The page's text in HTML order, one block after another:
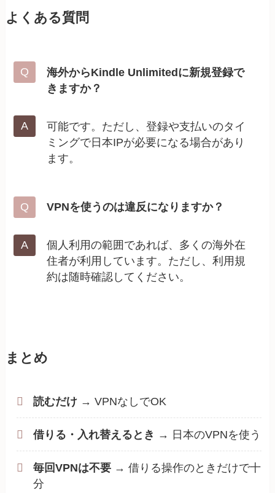
よくある質問
海外からKindle Unlimitedに新規登録で
きますか？
可能です。ただし、登録や支払いのタイ
ミングで日本IPが必要になる場合があり
ます。
VPNを使うのは違反になりますか？
個人利用の範囲であれば、多くの海外在
住者が利用しています。ただし、利用規
約は随時確認してください。
まとめ
読むだけ→ VPNなしでOK
借りる・入れ替えるとき → 日本のVPNを使う
毎回VPNは不要→ 借りる操作のときだけで十
分